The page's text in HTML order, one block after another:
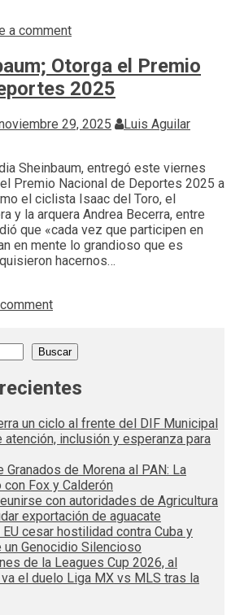
a comment
Otorga el Premio
2025
29, 2025 Luis Aguilar
Sheinbaum, entregó este viernes
Premio Nacional de Deportes 2025 a
el ciclista Isaac del Toro, el
y la arquera Andrea Becerra, entre
que «cada vez que participen en
en mente lo grandioso que es
hacernos…
Buscar
un ciclo al frente del DIF Municipal
atención, inclusión y esperanza para
Granados de Morena al PAN: La
Fox y Calderón
con autoridades de Agricultura
exportación de aguacate
EU cesar hostilidad contra Cuba y
Genocidio Silencioso
de la Leagues Cup 2026, al
el duelo Liga MX vs MLS tras la